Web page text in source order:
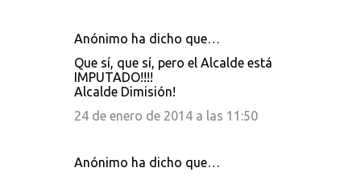
Anónimo ha dicho que…
Que sí, que sí, pero el Alcalde está
IMPUTADO!!!!
Alcalde Dimisión!
24 de enero de 2014 a las 11:50
Anónimo ha dicho que…